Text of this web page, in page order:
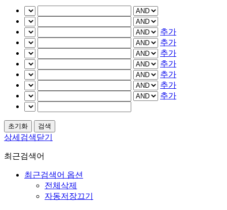
추가
추가
추가
추가
추가
추가
추가
상세검색닫기
최근검색어
최근검색어 옵션
전체삭제
자동저장끄기